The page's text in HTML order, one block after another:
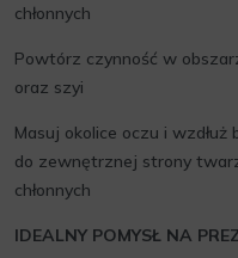
chłonnych
Powtórz czynność w
oraz szyi
Masuj okolice oczu i
do zewnętrznej strony
chłonnych
IDEALNY POMYSŁ NA